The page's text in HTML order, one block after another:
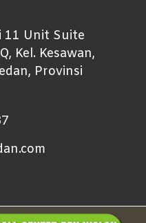
11 Unit Suite
Kel. Kesawan,
Provinsi